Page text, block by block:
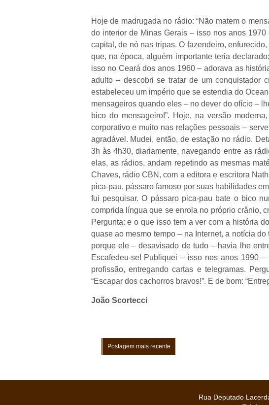
Hoje de madrugada no rádio: “Não matem o
do interior de Minas Gerais – isso nos anos
capital, de nó nas tripas. O fazendeiro,
que, na época, alguém importante teria
isso no Ceará dos anos 1960 – adorava as
adulto – descobri se tratar de um conquistador
estabeleceu um império que se estendia do
mensageiros quando eles – no dever do ofício –
bico do mensageiro!”. Hoje, na versão
corporativo e muito nas relações pessoais –
agradável. Mudei, então, de estação no rádio.
3h às 4h30, diariamente, navegando entre as
elas, as rádios, andam repetindo as mesmas
Chaves, rádio CBN, com a editora e escritora
pica-pau, pássaro famoso por suas habilidades
fui pesquisar. O pássaro pica-pau bate o bico
comprida língua que se enrola no próprio crânio,
Pergunta: e o que isso tem a ver com a história
quase ao mesmo tempo – na Internet, a notícia
porque ele – desavisado de tudo – havia lhe
Escafedeu-se! Publiquei – isso nos anos 1990
profissão, entregando cartas e telegramas.
“Escapar dos cachorros bravos!”. E de bom:
João Scortecci
Postagem mais recente
Rua Deputado